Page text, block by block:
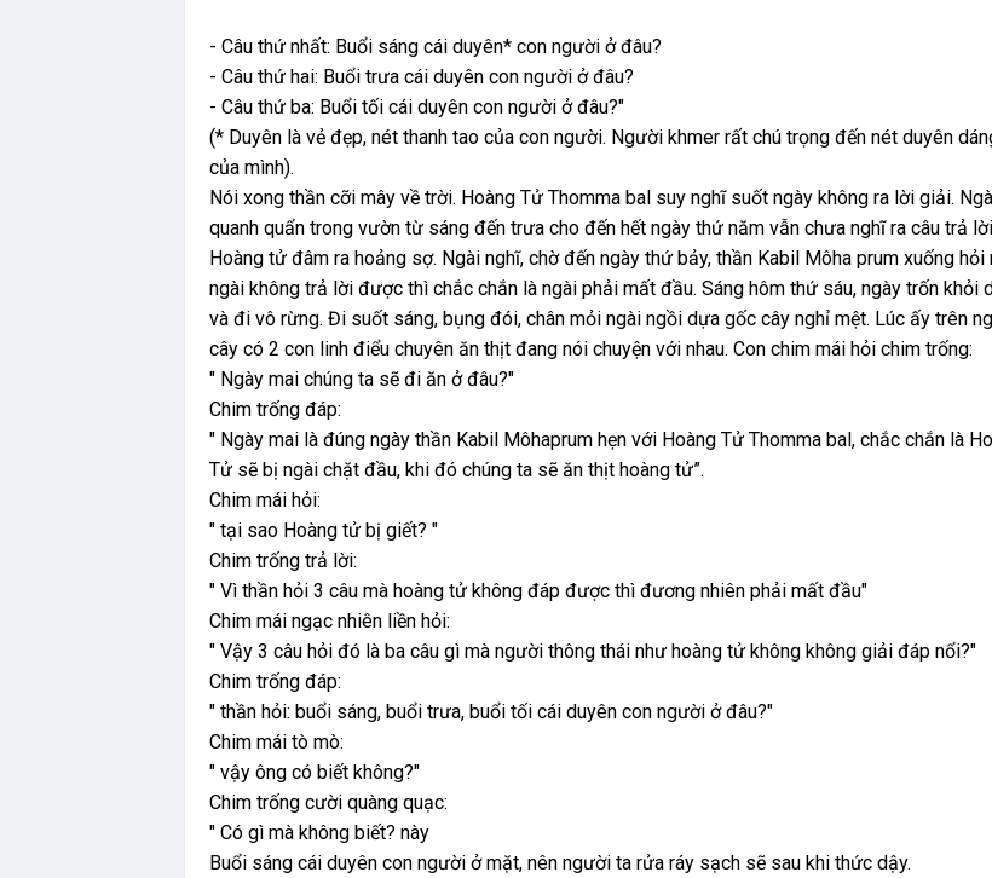
- Câu thứ nhất: Buổi sáng cái duyên* con người ở đâu?
- Câu thứ hai: Buổi trưa cái duyên con người ở đâu?
- Câu thứ ba: Buổi tối cái duyên con người ở đâu?"
(* Duyên là vẻ đẹp, nét thanh tao của con người. Người khmer rất chú trọng đến nét duyên
của mình).
Nói xong thần cỡi mây về trời. Hoàng Tử Thomma bal suy nghĩ suốt ngày không ra lời giải.
quanh quẩn trong vườn từ sáng đến trưa cho đến hết ngày thứ năm vẫn chưa nghĩ ra câu trả
Hoàng tử đâm ra hoảng sợ. Ngài nghĩ, chờ đến ngày thứ bảy, thần Kabil Môha prum xuống hỏi
ngài không trả lời được thì chắc chắn là ngài phải mất đầu. Sáng hôm thứ sáu, ngày trốn khỏi
và đi vô rừng. Đi suốt sáng, bụng đói, chân mỏi ngài ngồi dựa gốc cây nghỉ mệt. Lúc ấy trên
cây có 2 con linh điểu chuyên ăn thịt đang nói chuyện với nhau. Con chim mái hỏi chim trống:
" Ngày mai chúng ta sẽ đi ăn ở đâu?"
Chim trống đáp:
" Ngày mai là đúng ngày thần Kabil Môhaprum hẹn với Hoàng Tử Thomma bal, chắc chắn là
Tử sẽ bị ngài chặt đầu, khi đó chúng ta sẽ ăn thịt hoàng tử”.
Chim mái hỏi:
" tại sao Hoàng tử bị giết? "
Chim trống trả lời:
" Vì thần hỏi 3 câu mà hoàng tử không đáp được thì đương nhiên phải mất đầu"
Chim mái ngạc nhiên liền hỏi:
" Vậy 3 câu hỏi đó là ba câu gì mà người thông thái như hoàng tử không không giải đáp nổi?"
Chim trống đáp:
" thần hỏi: buổi sáng, buổi trưa, buổi tối cái duyên con người ở đâu?"
Chim mái tò mò:
" vậy ông có biết không?"
Chim trống cười quàng quạc:
" Có gì mà không biết? này
Buổi sáng cái duyên con người ở mặt, nên người ta rửa ráy sạch sẽ sau khi thức dậy.